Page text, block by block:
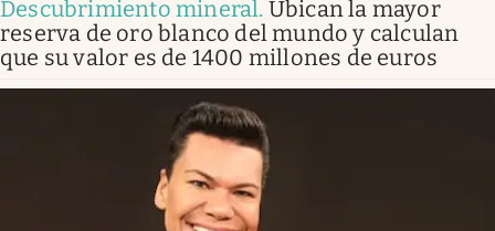
Descubrimiento mineral. Ubican la mayor
reserva de oro blanco del mundo y calculan
que su valor es de 1400 millones de euros